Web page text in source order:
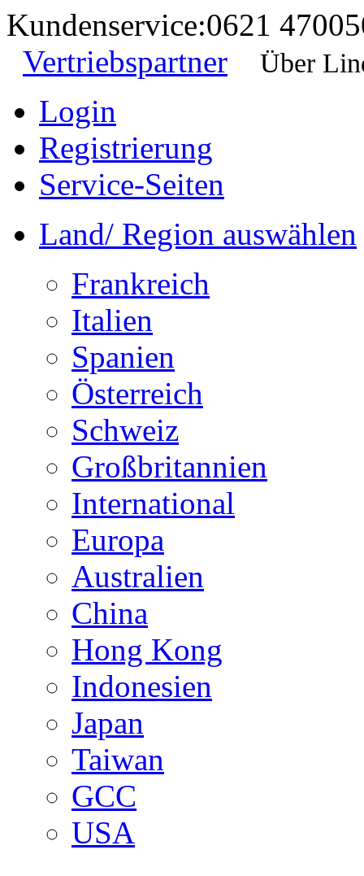
Kundenservice:0621
Vertriebspartner
Über
Login
Registrierung
Service-Seiten
Land/ Region auswählen
Frankreich
Italien
Spanien
Österreich
Schweiz
Großbritannien
International
Europa
Australien
China
Hong Kong
Indonesien
Japan
Taiwan
GCC
USA